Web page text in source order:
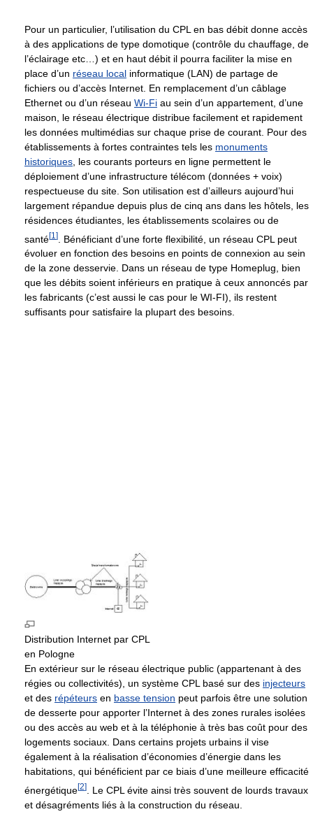
Pour un particulier, l’utilisation du CPL en bas débit donne accès
à des applications de type domotique (contrôle du chauffage, de
l’éclairage etc…) et en haut débit il pourra faciliter la mise en
place d’un réseau local informatique (LAN) de partage de
fichiers ou d’accès Internet. En remplacement d’un câblage
Ethernet ou d’un réseau Wi-Fi au sein d’un appartement, d’une
maison, le réseau électrique distribue facilement et rapidement
les données multimédias sur chaque prise de courant. Pour des
établissements à fortes contraintes tels les monuments
historiques , les courants porteurs en ligne permettent le
déploiement d’une infrastructure télécom (données + voix)
respectueuse du site. Son utilisation est d’ailleurs aujourd’hui
largement répandue depuis plus de cinq ans dans les hôtels, les
résidences étudiantes, les établissements scolaires ou de
santé[1 ]
. Bénéficiant d’une forte flexibilité, un réseau CPL peut
évoluer en fonction des besoins en points de connexion au sein
de la zone desservie. Dans un réseau de type Homeplug, bien
que les débits soient inférieurs en pratique à ceux annoncés par
les fabricants (c’est aussi le cas pour le WI-FI), ils restent
suffisants pour satisfaire la plupart des besoins.
Distribution Internet par CPL
en Pologne
En extérieur sur le réseau électrique public (appartenant à des
régies ou collectivités), un système CPL basé sur des injecteurs
et des répéteurs en basse tension peut parfois être une solution
de desserte pour apporter l’Internet à des zones rurales isolées
ou des accès au web et à la téléphonie à très bas coût pour des
logements sociaux. Dans certains projets urbains il vise
également à la réalisation d’économies d’énergie dans les
habitations, qui bénéficient par ce biais d’une meilleure efficacité
énergétique[2]
. Le CPL évite ainsi très souvent de lourds travaux
et désagréments liés à la construction du réseau.